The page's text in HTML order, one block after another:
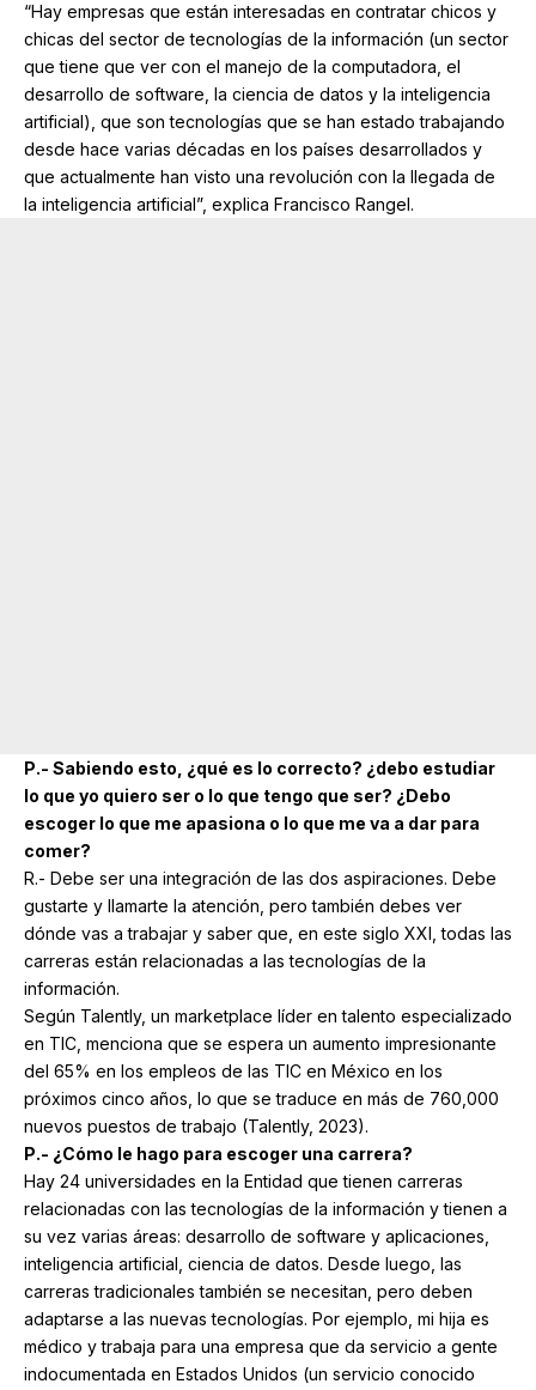
“Hay empresas que están interesadas en contratar chicos y
chicas del sector de tecnologías de la información (un sector
que tiene que ver con el manejo de la computadora, el
desarrollo de software, la ciencia de datos y la inteligencia
artificial), que son tecnologías que se han estado trabajando
desde hace varias décadas en los países desarrollados y
que actualmente han visto una revolución con la llegada de
la inteligencia artificial”, explica Francisco Rangel.
P.- Sabiendo esto, ¿qué es lo correcto? ¿debo estudiar
lo que yo quiero ser o lo que tengo que ser? ¿Debo
escoger lo que me apasiona o lo que me va a dar para
comer?
R.- Debe ser una integración de las dos aspiraciones. Debe
gustarte y llamarte la atención, pero también debes ver
dónde vas a trabajar y saber que, en este siglo XXI, todas las
carreras están relacionadas a las tecnologías de la
información.
Según Talently, un marketplace líder en talento especializado
en TIC, menciona que se espera un aumento impresionante
del 65% en los empleos de las TIC en México en los
próximos cinco años, lo que se traduce en más de 760,000
nuevos puestos de trabajo (Talently, 2023).
P.- ¿Cómo le hago para escoger una carrera?
Hay 24 universidades en la Entidad que tienen carreras
relacionadas con las tecnologías de la información y tienen a
su vez varias áreas: desarrollo de software y aplicaciones,
inteligencia artificial, ciencia de datos. Desde luego, las
carreras tradicionales también se necesitan, pero deben
adaptarse a las nuevas tecnologías. Por ejemplo, mi hija es
médico y trabaja para una empresa que da servicio a gente
indocumentada en Estados Unidos (un servicio conocido